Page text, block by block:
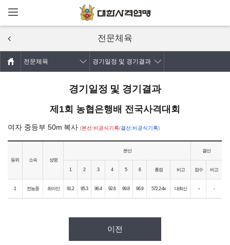
주요콘텐츠로
전문체육
전문체육 경기일정 및 경기결과
경기일정 및 경기결과
제1회 농협은행배 전국사격대회
여자 중등부 50m 복사(본선:비공식기록/결선:비공식기록)
등위 소속 성명
본선 결선
1 2 3 4 5 6 총점 비고 점수 비고
1 전농중 최아인 91.2 95.3 96.4 92.6 99.8 96.9 572.2-4x 대회신 - -
이전